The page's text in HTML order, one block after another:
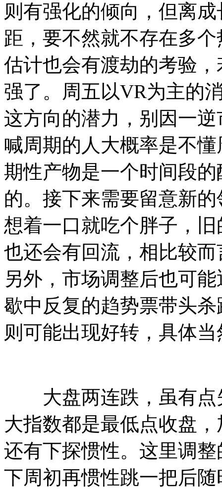
则有强化的倾向，但离
距，要不然就不存在多
估计也会有渡劫的考验
强了。周五以VR为主的
这方向的潜力，别因一
喊周期的人大概率是不
期性产物是一个时间段
的。接下来需要留意新
想着一口就吃个胖子，
也还会有回流，相比较
另外，市场调整后也可
歇中反复的趋势票带头
则可能出现好转，具体
大盘两连跌，虽有点
大指数都是最低点收盘
还有下探惯性。这里调
下周初再惯性跳一把后